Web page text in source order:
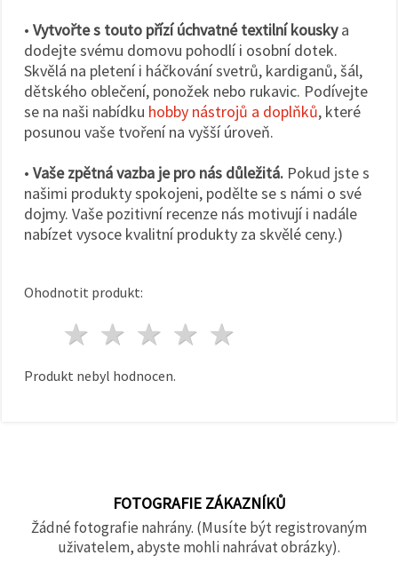
• Vytvořte s touto přízí úchvatné textilní kouskya
dodejte svému domovu pohodlí i osobní dotek.
Skvělá na pletení i háčkování svetrů, kardiganů, šál,
dětského oblečení, ponožek nebo rukavic. Podívejte
se na naši nabídku hobby nástrojů a doplňků, které
posunou vaše tvoření na vyšší úroveň.
• Vaše zpětná vazba je pro nás důležitá. Pokud jste s
našimi produkty spokojeni, podělte se s námi o své
dojmy. Vaše pozitivní recenze nás motivují i nadále
nabízet vysoce kvalitní produkty za skvělé ceny.)
Ohodnotit produkt:
4 hvězdy
3 hvězdy
2 hvězdy
1 hvězda
Produkt nebyl hodnocen.
FOTOGRAFIE ZÁKAZNÍKŮ
Žádné fotografie nahrány. (Musíte být registrovaným
uživatelem, abyste mohli nahrávat obrázky).